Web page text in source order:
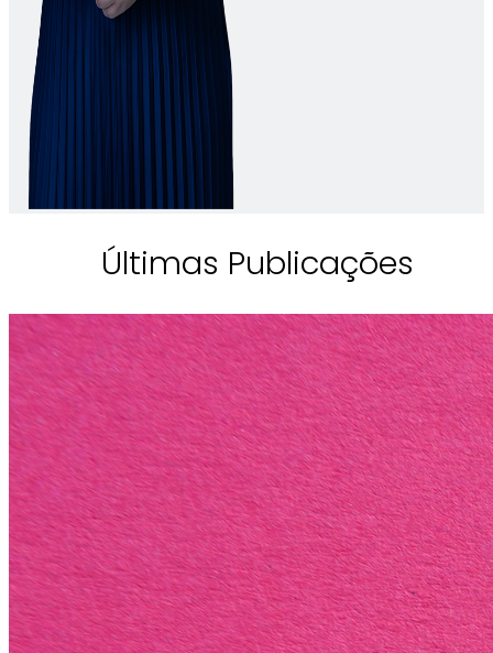
Últimas Publicações